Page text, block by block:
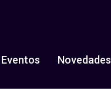
Eventos Novedades